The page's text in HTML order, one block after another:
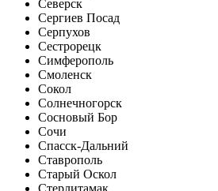
Северск
Сергиев Посад
Серпухов
Сестрорецк
Симферополь
Смоленск
Сокол
Солнечногорск
Сосновый Бор
Сочи
Спасск-Дальний
Ставрополь
Старый Оскол
Стерлитамак